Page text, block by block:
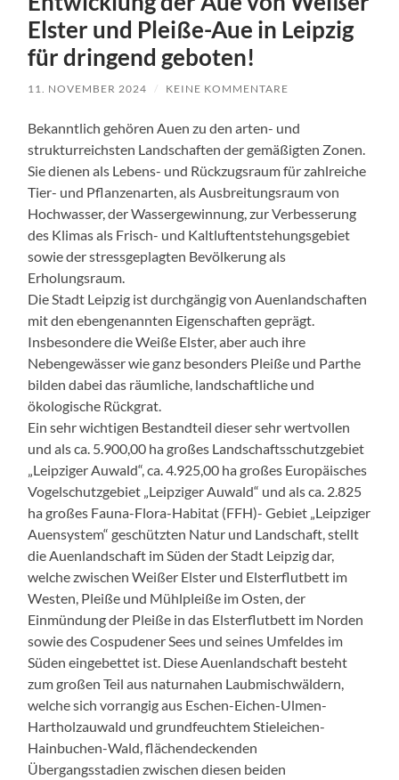
Elster und Pleiße-Aue in Leipzig
für dringend geboten!
11. NOVEMBER 2024 / KEINE KOMMENTARE
Bekanntlich gehören Auen zu den arten- und
strukturreichsten Landschaften der gemäßigten Zonen.
Sie dienen als Lebens- und Rückzugsraum für zahlreiche
Tier- und Pflanzenarten, als Ausbreitungsraum von
Hochwasser, der Wassergewinnung, zur Verbesserung
des Klimas als Frisch- und Kaltluftentstehungsgebiet
sowie der stressgeplagten Bevölkerung als
Erholungsraum.
Die Stadt Leipzig ist durchgängig von Auenlandschaften
mit den ebengenannten Eigenschaften geprägt.
Insbesondere die Weiße Elster, aber auch ihre
Nebengewässer wie ganz besonders Pleiße und Parthe
bilden dabei das räumliche, landschaftliche und
ökologische Rückgrat.
Ein sehr wichtigen Bestandteil dieser sehr wertvollen
und als ca. 5.900,00 ha großes Landschaftsschutzgebiet
„Leipziger Auwald“, ca. 4.925,00 ha großes Europäisches
Vogelschutzgebiet „Leipziger Auwald“ und als ca. 2.825
ha großes Fauna-Flora-Habitat (FFH)- Gebiet „Leipziger
Auensystem“ geschützten Natur und Landschaft, stellt
die Auenlandschaft im Süden der Stadt Leipzig dar,
welche zwischen Weißer Elster und Elsterflutbett im
Westen, Pleiße und Mühlpleiße im Osten, der
Einmündung der Pleiße in das Elsterflutbett im Norden
sowie des Cospudener Sees und seines Umfeldes im
Süden eingebettet ist. Diese Auenlandschaft besteht
zum großen Teil aus naturnahen Laubmischwäldern,
welche sich vorrangig aus Eschen-Eichen-Ulmen-
Hartholzauwald und grundfeuchtem Stieleichen-
Hainbuchen-Wald, flächendeckenden
Übergangsstadien zwischen diesen beiden